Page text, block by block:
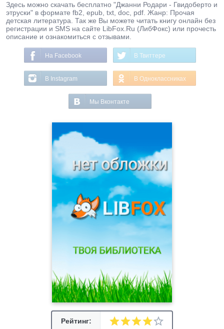
Здесь можно скачать бесплатно "Джанни Родари - Гвидоберто и
этруски" в формате fb2, epub, txt, doc, pdf. Жанр: Прочая
детская литература. Так же Вы можете читать книгу онлайн без
регистрации и SMS на сайте LibFox.Ru (ЛибФокс) или прочесть
описание и ознакомиться с отзывами.
На Facebook В Твиттере
В Instagram В Одноклассниках
Мы Вконтакте
Рейтинг: